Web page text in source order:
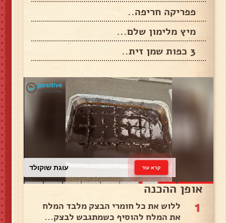
פפריקה חריפה..
מיץ מלימון שלם...
3 כפות שמן זית..
עוגת שוקולד קרא עוד
אופן ההכנה
1
ללוש את כל חומרי הבצק מלבד המלח
את המלח להוסיף כשמתגבש לבצק...